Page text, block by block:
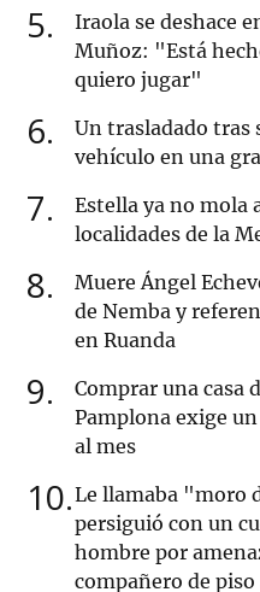
5
Iraola se deshace
Muñoz: "Está
quiero jugar"
6
Un trasladado tras
vehículo en una
7
Estella ya no mola
localidades de la
8
Muere Ángel
de Nemba y
en Ruanda
9
Comprar una casa
Pamplona exige
al mes
10 Le llamaba "moro
persiguió con un
hombre por
compañero de